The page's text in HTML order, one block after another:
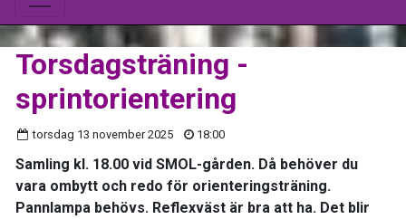
Torsdagsträning -
sprintorientering
torsdag 13 november 2025 18:00
Samling kl. 18.00 vid SMOL-gården. Då behöver du
vara ombytt och redo för orienteringsträning.
Pannlampa behövs. Reflexväst är bra att ha. Det blir